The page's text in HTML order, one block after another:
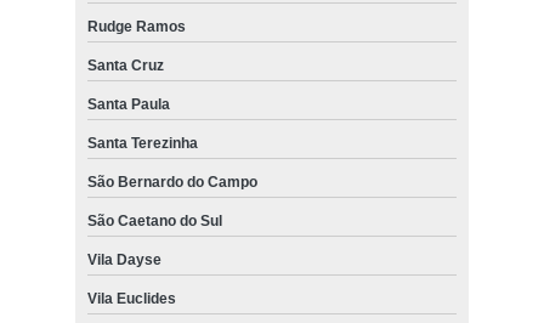
Rudge Ramos
Santa Cruz
Santa Paula
Santa Terezinha
São Bernardo do Campo
São Caetano do Sul
Vila Dayse
Vila Euclides